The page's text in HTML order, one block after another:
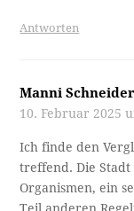
Antworten
Manni
10. Februar 2025
Ich finde den
treffend. Die
Organismen, ein